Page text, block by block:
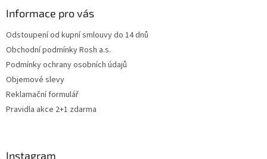
Informace pro vás
Odstoupení od kupní smlouvy do 14 dnů
Obchodní podmínky Rosh a.s.
Podmínky ochrany osobních údajů
Objemové slevy
Reklamační formulář
Pravidla akce 2+1 zdarma
Instagram